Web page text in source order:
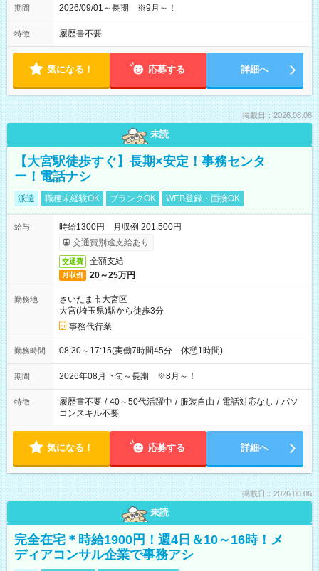
期間 2026/09/01～長期 ※9月～！
特徴 履歴書不要
気になる！ 応募する 詳細へ
掲載日：2026.08.06
未読
【大宮駅徒歩すぐ】長期×安定！事務センタ
ー！電話ナシ
派遣 職種未経験OK ブランクOK WEB登録・面接OK
給与
時給1300円 月収例 201,500円
交通費別途支給あり
交通費 全額支給
月収例 20～25万円
勤務地
さいたま市大宮区
大宮(埼玉県)駅から徒歩3分
事務代行業
勤務時間 08:30～17:15(実働7時間45分 休憩1時間)
期間 2026年08月下旬～長期 ※8月～！
特徴 履歴書不要 / 40～50代活躍中 / 服装自由 / 電話対応なし / パソ
コンスキル不要
気になる！ 応募する 詳細へ
掲載日：2026.08.06
未読
完全在宅＊時給1900円！週4日＆10～16時！メ
ディアコンサル企業で事務アシ